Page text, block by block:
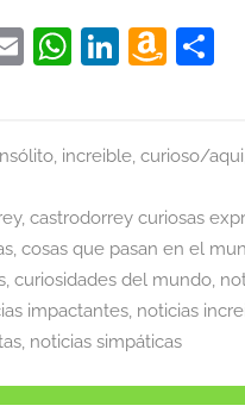
E
l
W
s
p
p
Li
e
n
A
z
n
W
is
h
Li
p
increible, curioso/
, castrodorrey curiosas
, cosas que pasan en el
, curiosidades del mundo,
impactantes, noticias
, noticias simpáticas